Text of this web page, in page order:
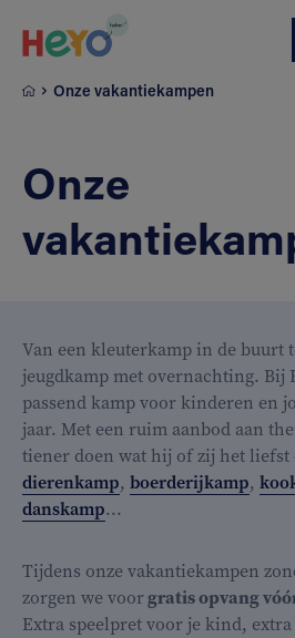
Onze vakantiekampen
Onze
Van een kleuterkamp in de buurt
jeugdkamp met overnachting. Bij
passend kamp voor kinderen en
jaar. Met een ruim aanbod aan
tiener doen wat hij of zij het liefst
dierenkamp, boerderijkamp,
danskamp...
Tijdens onze vakantiekampen
zorgen we voorgratis opvang
Extra speelpret voor je kind,